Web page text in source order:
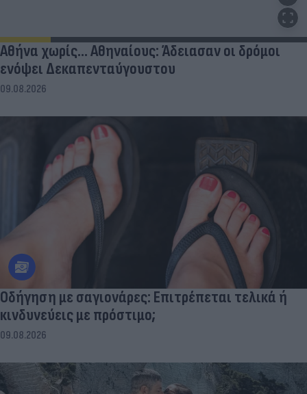
Αθήνα χωρίς… Αθηναίους: Άδειασαν οι δρόμοι
ενόψει Δεκαπενταύγουστου
09.08.2026
Οδήγηση με σαγιονάρες: Επιτρέπεται τελικά ή
κινδυνεύεις με πρόστιμο;
09.08.2026